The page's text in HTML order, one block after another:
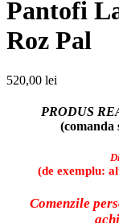
Pantofi
Roz Pal
520,00 lei
PRODUS
(comanda
(de exemplu:
Comenzile